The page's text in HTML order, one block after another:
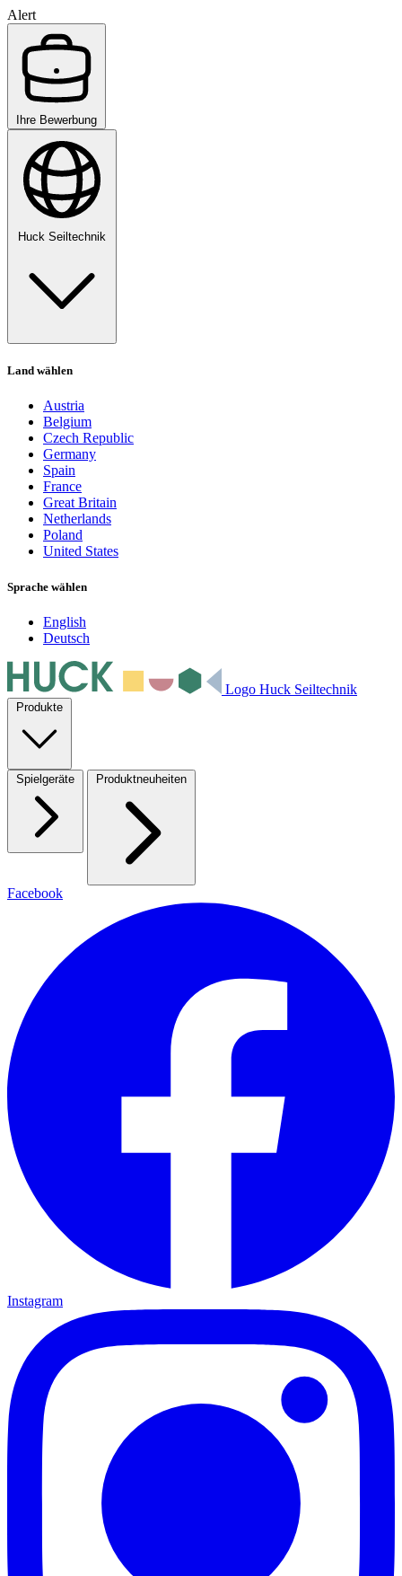
Alert
Ihre Bewerbung
Huck Seiltechnik
Land wählen
Austria
Belgium
Czech Republic
Germany
Spain
France
Great Britain
Netherlands
Poland
United States
Sprache wählen
English
Deutsch
Logo Huck Seiltechnik
Produkte
Spielgeräte Produktneuheiten
Facebook
Instagram